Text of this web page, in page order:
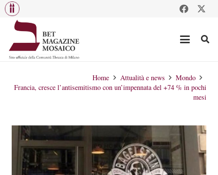
Home Attualità e news
Mondo
Francia, cresce l’antisemitismo con un’impennata del +74 % in pochi
mesi